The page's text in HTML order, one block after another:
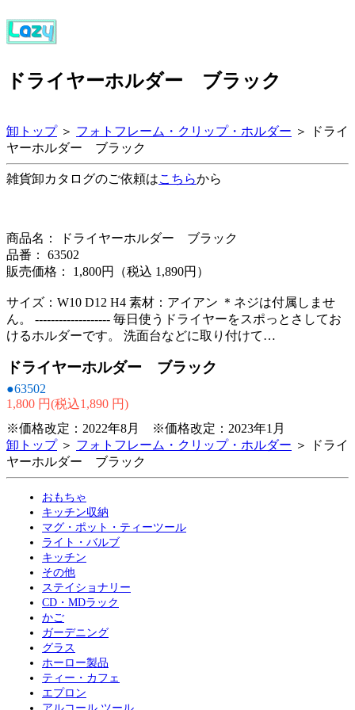
ドライヤーホルダー ブラック
卸トップ＞ フォトフレーム・クリップ・ホルダー ＞ ドライ
ヤーホルダー ブラック
雑貨卸カタログのご依頼はこちらから
商品名： ドライヤーホルダー ブラック
品番： 63502
販売価格： 1,800円（税込 1,890円）
サイズ：W10 D12 H4 素材：アイアン ＊ネジは付属しませ
ん。 ------------------- 毎日使うドライヤーをスポっとさしてお
けるホルダーです。 洗面台などに取り付けて…
ドライヤーホルダー ブラック
●63502
1,800 円(税込1,890 円)
※価格改定：2022年8月 ※価格改定：2023年1月
卸トップ＞ フォトフレーム・クリップ・ホルダー ＞ ドライ
ヤーホルダー ブラック
おもちゃ
キッチン収納
マグ・ポット・ティーツール
ライト・バルブ
キッチン
その他
ステイショナリー
CD・MDラック
かご
ガーデニング
グラス
ホーロー製品
ティー・カフェ
エプロン